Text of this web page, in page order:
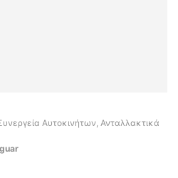
Αυτοκινήτων, Ανταλλακτικά